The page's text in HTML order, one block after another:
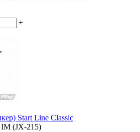
+
Start Line Сlassic
(JX-215)